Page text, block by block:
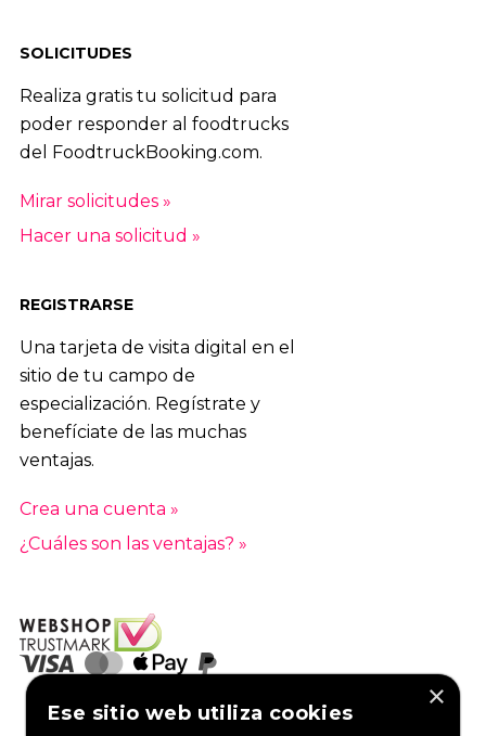
SOLICITUDES
Realiza gratis tu solicitud para
poder responder al foodtrucks
del FoodtruckBooking.com.
Mirar solicitudes »
Hacer una solicitud »
REGISTRARSE
Una tarjeta de visita digital en el
sitio de tu campo de
especialización. Regístrate y
benefíciate de las muchas
ventajas.
Crea una cuenta »
¿Cuáles son las ventajas? »
×
Ese sitio web utiliza cookies